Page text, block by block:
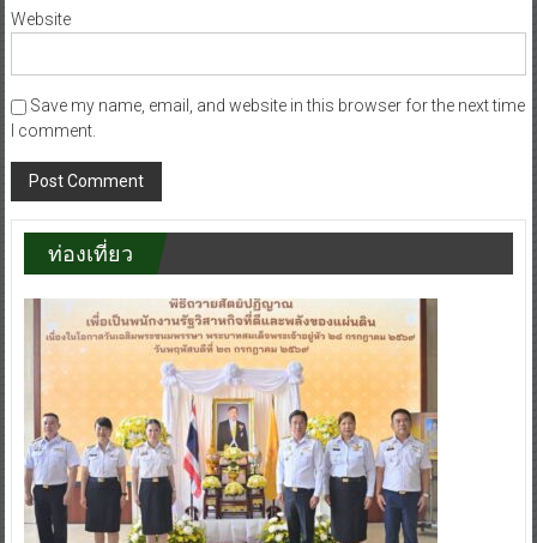
Website
Save my name, email, and website in this browser for the next time
I comment.
ท่องเที่ยว